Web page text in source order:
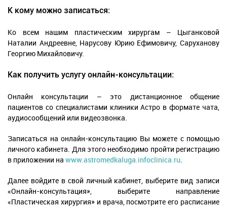
К кому можно записаться:
Ко всем нашим пластическим хирургам – Цыганковой
Наталии Андреевне, Нарусову Юрию Ефимовичу, Саруханову
Георгию Михайловичу.
Как получить услугу онлайн-консультации:
Онлайн консультации – это дистанционное общение
пациентов со специалистами клиники Астро в формате чата,
аудиосообщений или видеозвонка.
Записаться на онлайн-консультацию Вы можете с помощью
личного кабинета. Для этого необходимо пройти регистрацию
в приложении на www.astromedkaluga.infoclinica.ru.
Далее войдите в свой личный кабинет, выберите вид записи
«Онлайн-консультация», выберите направление
«Пластическая хирургия» и врача, посмотрите его расписание